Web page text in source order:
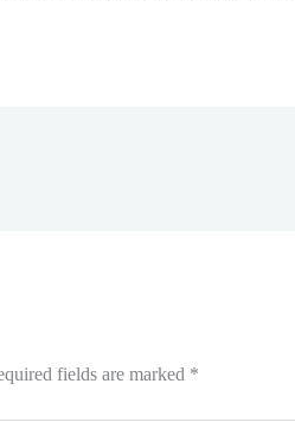
fields are marked *